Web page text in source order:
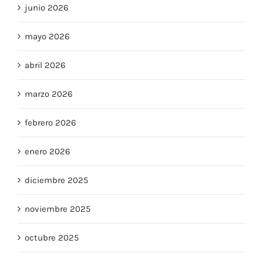
junio 2026
mayo 2026
abril 2026
marzo 2026
febrero 2026
enero 2026
diciembre 2025
noviembre 2025
octubre 2025